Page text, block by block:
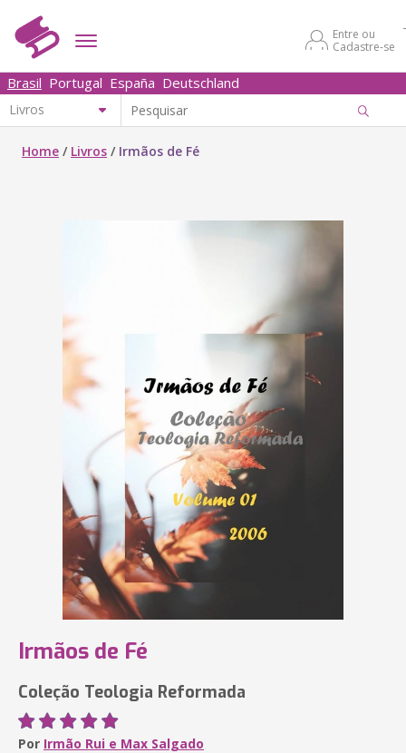
Entre ou
Cadastre-se
Brasil Portugal España Deutschland
Home / Livros / Irmãos de Fé
Irmãos de Fé
Coleção Teologia Reformada
Por Irmão Rui e Max Salgado